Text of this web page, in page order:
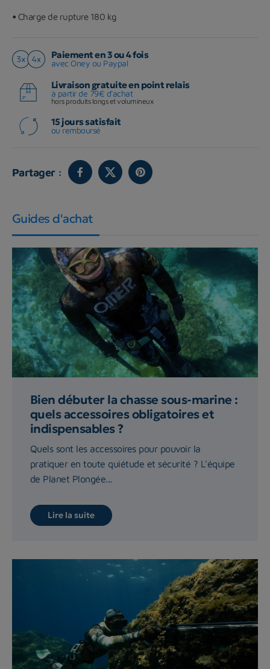
• Charge de rupture 180 kg
Paiement en 3 ou 4 fois
avec Oney ou Paypal
Livraison gratuite en point relais
à partir de 79€ d'achat
hors produits longs et volumineux
15 jours satisfait
ou remboursé
Partager :
Guides d'achat
Bien débuter la chasse sous-marine :
quels accessoires obligatoires et
indispensables ?
Quels sont les accessoires pour pouvoir la
pratiquer en toute quiétude et sécurité ? L'équipe
de Planet Plongée...
Lire la suite